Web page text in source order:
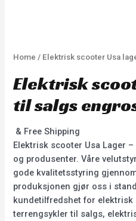
Home / Elektrisk scooter Usa
Elektrisk
til salgs
& Free Shipping
Elektrisk scooter Usa Lager
og produsenter. Våre
gode kvalitetsstyring
produksjonen gjør oss i
kundetilfredshet for elektrisk
terrengsykler til salgs,